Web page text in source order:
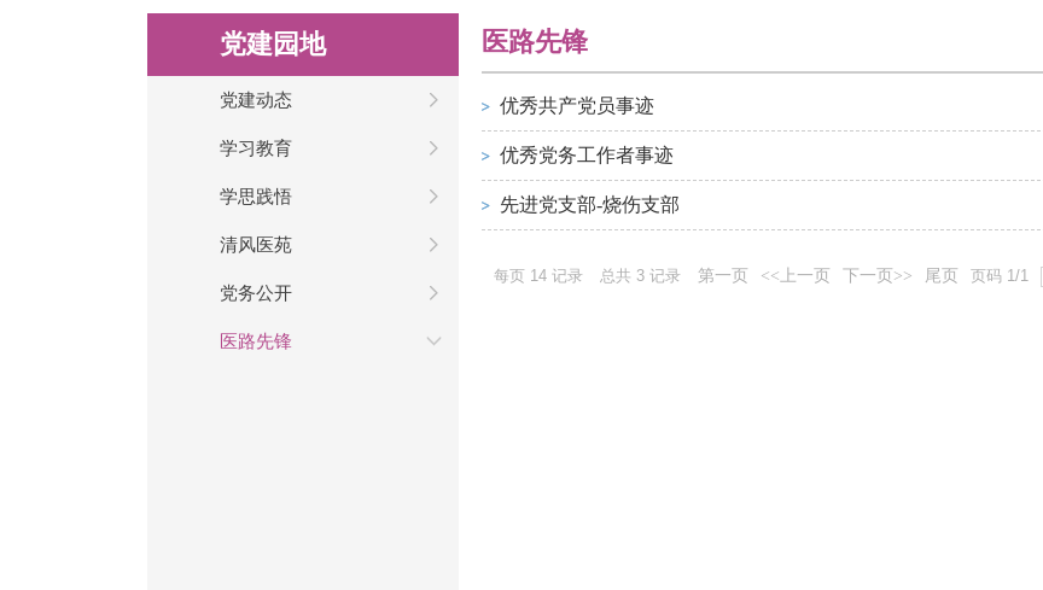
党建园地
党建动态
学习教育
学思践悟
清风医苑
党务公开
医路先锋
医路先锋
优秀共产党员事迹
优秀党务工作者事迹
先进党支部-烧伤支部
每页 14 记录 总共 3 记录 第一页 <<上一页 下一页>> 尾页 页码 1/1